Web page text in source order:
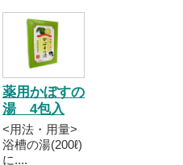
薬用かぼすの
湯 4包入
<用法・用量>
浴槽の湯(200ℓ)
に....